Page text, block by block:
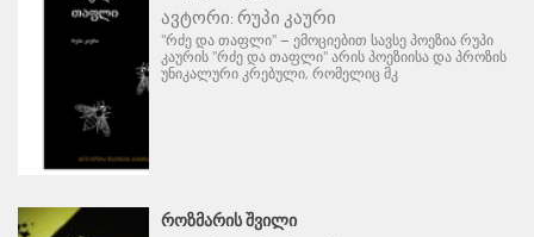
ავტორი: რუპი კაური
"რძე და თაფლი" – ემოციებით სავსე პოეზია რუპი
კაურის "რძე და თაფლი" არის პოეზიისა და პროზის
უნიკალური კრებული, რომელიც მკ
ᲠᲝᲖᲛᲐᲠᲘᲡ ᲨᲕᲘᲚᲘ